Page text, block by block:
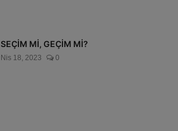
SEÇİM Mİ, GEÇİM Mİ?
Nis 18, 2023 0